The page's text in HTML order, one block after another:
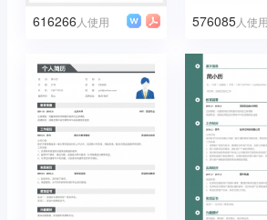
616266 人使用 576085人使用